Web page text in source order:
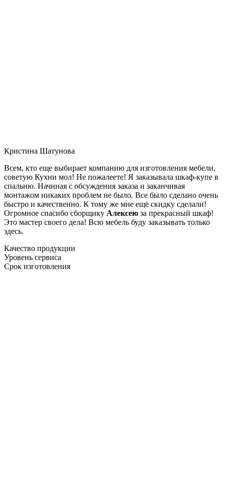
Кристина Шатунова
Всем, кто еще выбирает компанию для изготовления мебели,
советую Кухни мол! Не пожалеете! Я заказывала шкаф-купе в
спальню. Начиная с обсуждения заказа и заканчивая
монтажом никаких проблем не было. Все было сделано очень
быстро и качественно. К тому же мне ещё скидку сделали!
Огромное спасибо сборщику Алексею за прекрасный шкаф!
Это мастер своего дела! Всю мебель буду заказывать только
здесь.
Качество продукции
Уровень сервиса
Срок изготовления